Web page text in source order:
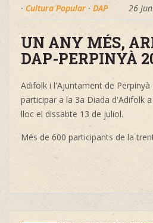
· Cultura Popular · DAP 26
UN ANY MÉS,
DAP-PERPINYÀ
Adifolk i l'Ajuntament de Perpinyà
participar a la 3a Diada d'Adifolk
lloc el dissabte 13 de juliol.
Més de 600 participants de la